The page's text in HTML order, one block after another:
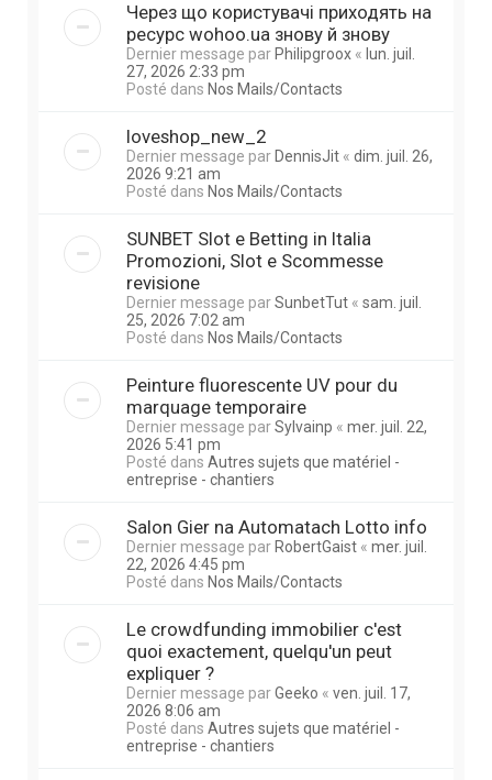
Через що користувачі приходять на
ресурс wohoo.ua знову й знову
Dernier message par Philipgroox « lun. juil.
27, 2026 2:33 pm
Posté dans Nos Mails/Contacts
loveshop_new_2
Dernier message par DennisJit « dim. juil. 26,
2026 9:21 am
Posté dans Nos Mails/Contacts
SUNBET Slot e Betting in Italia
Promozioni, Slot e Scommesse
revisione
Dernier message parSunbetTut « sam. juil.
25, 2026 7:02 am
Posté dans Nos Mails/Contacts
Peinture fluorescente UV pour du
marquage temporaire
Dernier message parSylvainp « mer. juil. 22,
2026 5:41 pm
Posté dans Autres sujets que matériel -
entreprise - chantiers
Salon Gier na Automatach Lotto info
Dernier message par RobertGaist « mer. juil.
22, 2026 4:45 pm
Posté dans Nos Mails/Contacts
Le crowdfunding immobilier c'est
quoi exactement, quelqu'un peut
expliquer ?
Dernier message parGeeko « ven. juil. 17,
2026 8:06 am
Posté dans Autres sujets que matériel -
entreprise - chantiers